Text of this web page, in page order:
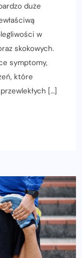
duże
w
skokowych.
symptomy,
które
[…]